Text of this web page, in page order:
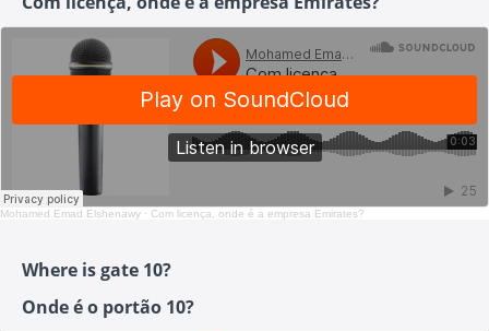
Mohamed Emad Elshenawy · Com licença, onde é a empresa Emirates?
Where is gate 10?
Onde é o portão 10?